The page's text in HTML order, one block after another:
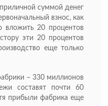
суммой денег
взнос, как
вложить 20 процентов
эти 20 процентов
еще только
– 330 миллионов
составят почти 60
прибыли фабрика еще